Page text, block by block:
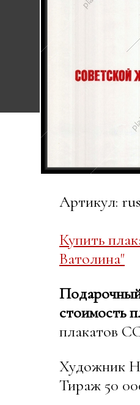
Артикул:
Купить
Ватолина"
стоимость
плакатов
Художник
Тираж 50